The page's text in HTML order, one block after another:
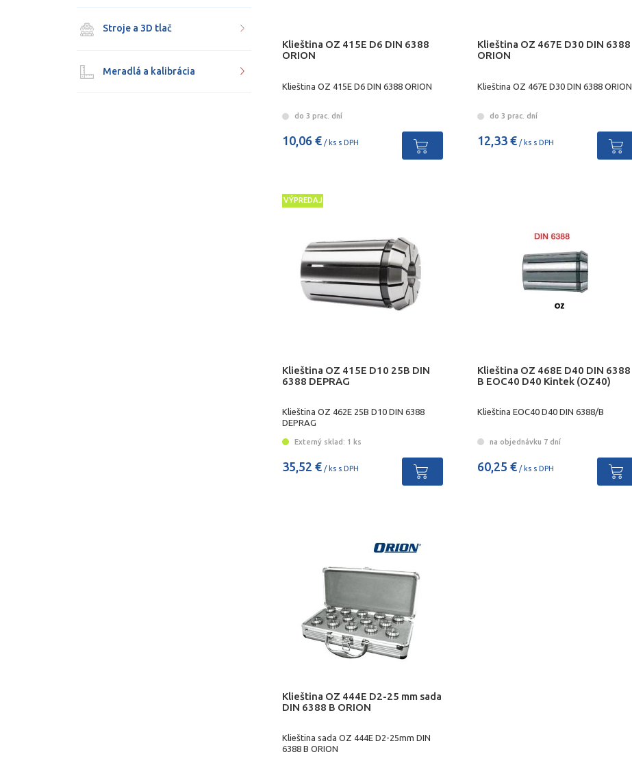
Klieština OZ 415E D6 DIN 6388
ORION
Klieština OZ 415E D6 DIN 6388 ORION
do 3 prac. dní
10,06 € / ks s DPH
Klieština OZ 467E D30 DIN 6388
ORION
Klieština OZ 467E D30 DIN 6388 ORION
do 3 prac. dní
12,33 €/ ks s DPH
VÝPREDAJ
Klieština OZ 415E D10 25B DIN
6388 DEPRAG
Klieština OZ 462E 25B D10 DIN 6388
DEPRAG
Externý sklad: 1 ks
35,52 € / ks s DPH
Klieština OZ 468E D40 DIN 6388
B EOC40 D40 Kintek (OZ40)
Klieština EOC40 D40 DIN 6388/B
na objednávku 7 dní
60,25 €/ ks s DPH
Klieština OZ 444E D2-25 mm sada
DIN 6388 B ORION
Klieština sada OZ 444E D2-25mm DIN
6388 B ORION
Stroje a 3D tlač
Meradlá a kalibrácia